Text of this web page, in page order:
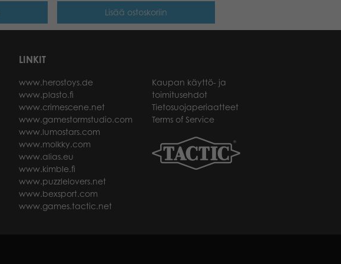
Lisää ostoskoriin
LINKIT
www.herostoys.de
www.plasto.fi
www.crimescene.net
www.gamestormstudio.com
www.lumostars.com
www.molkky.com
www.alias.eu
www.kimble.fi
www.puzzlelovers.net
www.bexsport.com
www.games.tactic.net
Kaupan käyttö- ja
toimitusehdot
Tietosuojaperiaatteet
Terms of Service